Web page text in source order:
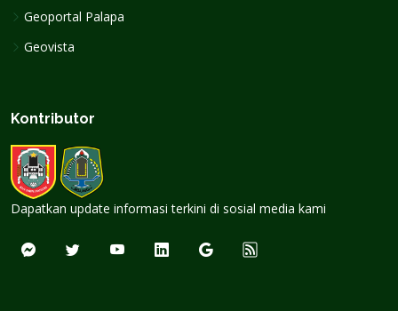
Geoportal Palapa
Geovista
Kontributor
Dapatkan update informasi terkini di sosial media kami